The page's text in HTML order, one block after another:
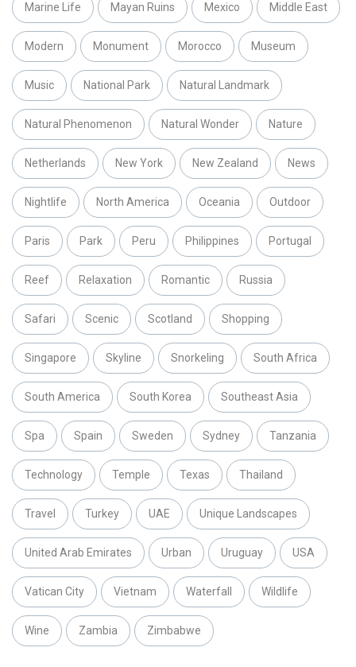
Marine Life Mayan Ruins Mexico Middle East
Modern Monument Morocco Museum
Music National Park Natural Landmark
Natural Phenomenon Natural Wonder Nature
Netherlands New York New Zealand News
Nightlife North America Oceania Outdoor
Paris Park Peru Philippines Portugal
Reef Relaxation Romantic Russia
Safari Scenic Scotland Shopping
Singapore Skyline Snorkeling South Africa
South America South Korea Southeast Asia
Spa Spain Sweden Sydney Tanzania
Technology Temple Texas Thailand
Travel Turkey UAE Unique Landscapes
United Arab Emirates Urban Uruguay USA
Vatican City Vietnam Waterfall Wildlife
Wine Zambia Zimbabwe